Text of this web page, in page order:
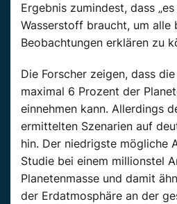
Ergebnis zumindest, dass
Wasserstoff braucht, um alle
Beobachtungen erklären zu
Die Forscher zeigen, dass
maximal 6 Prozent der
einnehmen kann. Allerdings
ermittelten Szenarien auf
hin. Der niedrigste mögliche
Studie bei einem millionstel
Planetenmasse und damit
der Erdatmosphäre an der